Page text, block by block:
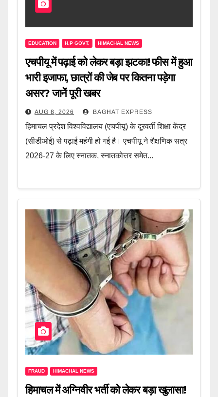
EDUCATION H.P GOVT. HIMACHAL NEWS
एचपीयू में पढ़ाई को लेकर बड़ा झटका! फीस में हुआ
भारी इजाफा, छात्रों की जेब पर कितना पड़ेगा
असर? जानें पूरी खबर
AUG 8, 2026 BAGHAT EXPRESS
हिमाचल प्रदेश विश्वविद्यालय (एचपीयू) के दूरवर्ती शिक्षा केंद्र
(सीडीओई) से पढ़ाई महंगी हो गई है। एचपीयू ने शैक्षणिक सत्र
2026-27 के लिए स्नातक, स्नातकोत्तर समेत...
FRAUD HIMACHAL NEWS
हिमाचल में अग्निवीर भर्ती को लेकर बड़ा खुलासा!